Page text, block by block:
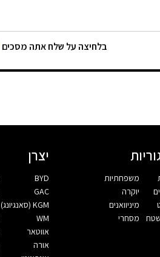
בלחיצה על שלח אתה מסכים
משפחתיות
יוקרה
מיניוואנים
מסחרי
יצרן
BYD
GAC
KGM (סאנגיונג)
WM
אווטאר
אורה